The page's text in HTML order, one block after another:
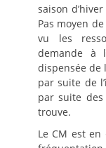
saison
Pas moyen
vu les
demande à
dispensée de
par suite de
par suite des
trouve.
Le CM est